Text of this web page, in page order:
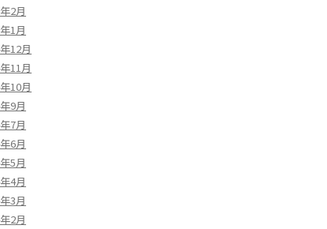
2月
1月
12月
11月
10月
9月
7月
6月
5月
4月
3月
2月